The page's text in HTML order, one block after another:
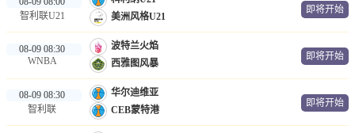
智利联U21
美洲风格U21
即将开始
08-09 08:30
WNBA
波特兰火焰
西雅图风暴
即将开始
08-09 08:30
智利联
华尔迪维亚
CEB蒙特港
即将开始